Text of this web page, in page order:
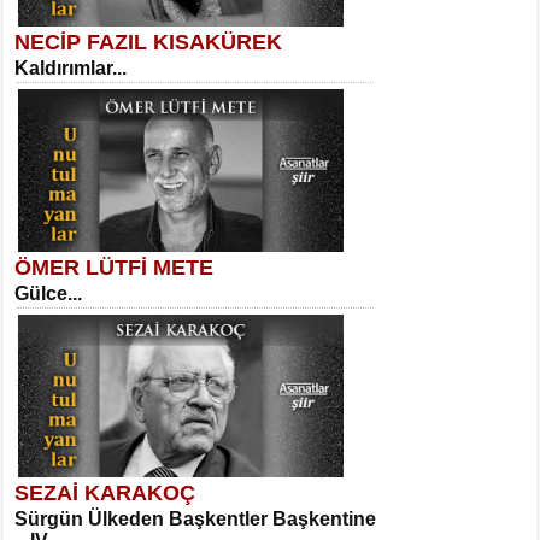
SELAHATTİN YILDIZ
İnsanın Zindanı...
MEHMET TAŞTAN
Vagon’da Bir Şairle...
SITKI CANEY
Kadir Ünal
Ayağıma Dolanan Yokuş...
Mehmet Çoban
Elmira...
NECİP FAZIL KISAKÜREK
Kaldırımlar...
ÖMER LÜTFİ METE
Gülce...
SEZAİ KARAKOÇ
Sürgün Ülkeden Başkentler Başkentine